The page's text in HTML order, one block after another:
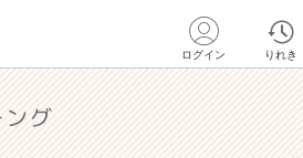
ログイン りれき
グ